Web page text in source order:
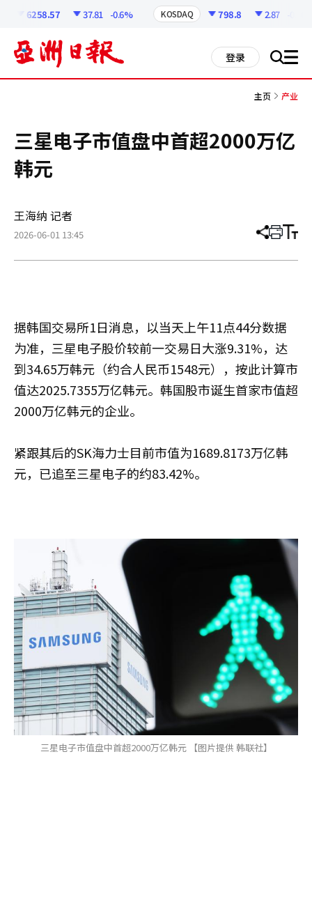
6258.57 37.81 -0.6% KOSDAQ 798.8 2.87
登录 搜 all
主页 产业
三星电子市值盘中首超2000万亿
韩元
王海纳 记者
2026-06-01 13:45 分
章
打 调
小
据韩国交易所1日消息，以当天上午11点44分数据
为准，三星电子股价较前一交易日大涨9.31%，达
到34.65万韩元（约合人民币1548元），按此计算市
值达2025.7355万亿韩元。韩国股市诞生首家市值超
2000万亿韩元的企业。
紧跟其后的SK海力士目前市值为1689.8173万亿韩
元，已追至三星电子的约83.42%。
三星电子市值盘中首超2000万亿韩元 【图片提供 韩联社】